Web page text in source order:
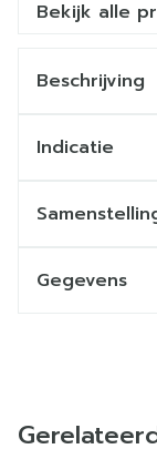
Bekijk alle
Beschrijving
Indicatie
Gegevens